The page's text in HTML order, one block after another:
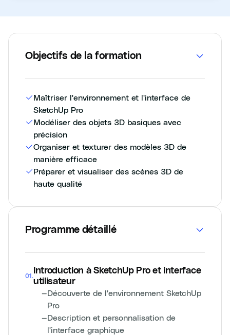
Objectifs de la formation
Maîtriser l'environnement et l'interface de
SketchUp Pro
Modéliser des objets 3D basiques avec
précision
Organiser et texturer des modèles 3D de
manière efficace
Préparer et visualiser des scènes 3D de
haute qualité
Programme détaillé
01 .
Introduction à SketchUp Pro et interface
utilisateur
—Découverte de l'environnement SketchUp
Pro
—Description et personnalisation de
l'interface graphique